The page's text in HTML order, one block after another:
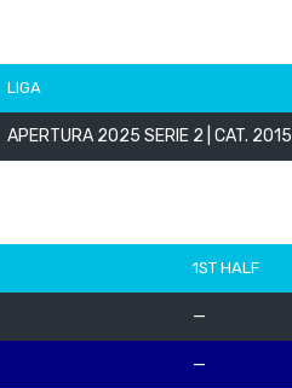
LIGA
APERTURA 2025 SERIE 2 | CAT. 2015
1ST HALF
—
—